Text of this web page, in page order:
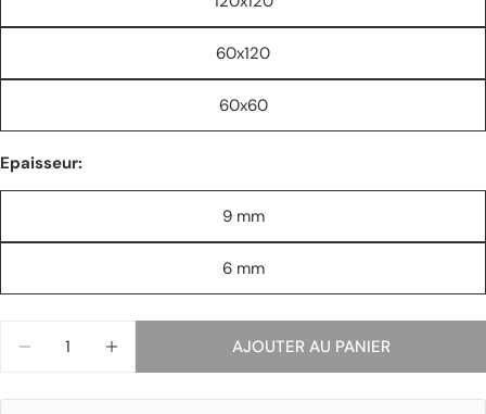
60x120
60x60
Epaisseur:
9 mm
6 mm
AJOUTER AU PANIER
Les champs marqués * sont obligatoires.
ENVOYER